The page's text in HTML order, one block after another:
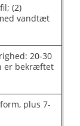
(2)
vandtæt
20-30
er bekræftet
plus 7-